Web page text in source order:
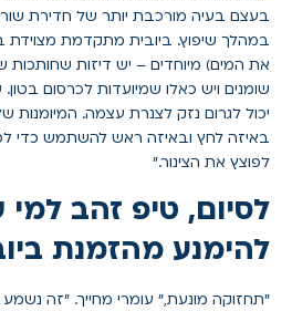
בעצם בעיה מורכבת יותר של חדירת
במהלך שיפוץ. ביובית מתקדמת
את המים) מיוחדים – יש דיזות שחותכות
שומנים ויש כאלו שמיועדות לכרסום
יכול לגרום נזק לצנרת עצמה.
באיזה לחץ ובאיזה ראש להשתמש כדי
לפוצץ את הצינור."
לסיום, טיפ זהב
להימנע מהזמנת
"תחזוקה מונעת," עומרי מחייך. "זה